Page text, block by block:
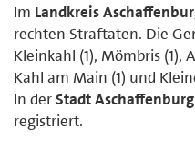
Im Landkreis
rechten Straftaten. Die
Kleinkahl (1), Mömbris (1),
Kahl am Main (1) und
In derStadt Aschaffenburg
registriert.